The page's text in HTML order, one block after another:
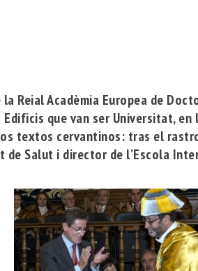
la Reial Acadèmia Europea de
que van ser Universitat, en
textos cervantinos: tras el
Salut i director de l’Escola